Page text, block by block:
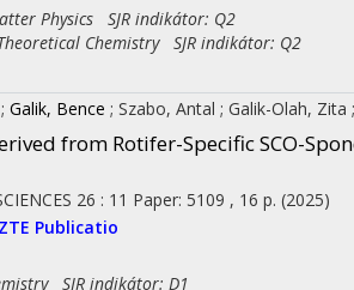
Physics SJR indikátor: Q2
Chemistry SJR indikátor: Q2
; Galik, Bence ; Szabo, Antal ; Galik-Olah, Zita ;
from Rotifer-Specific SCO-
26 : 11 Paper: 5109 , 16 p. (2025)
Publicatio
SJR indikátor: D1